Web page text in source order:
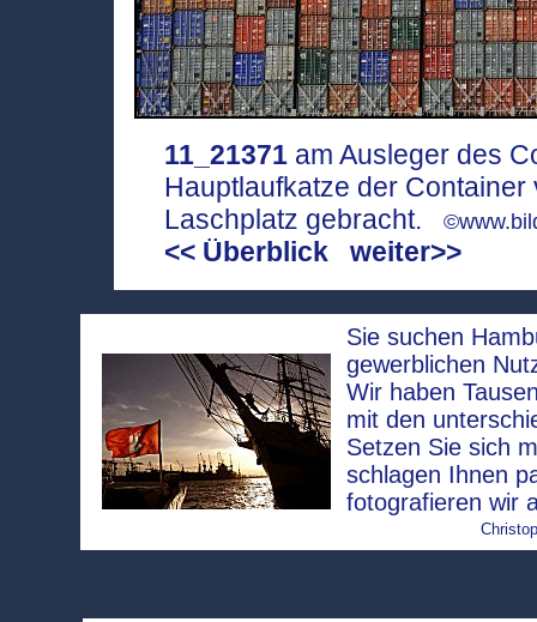
11_21371 am Ausleger des
Hauptlaufkatze der
Laschplatz gebracht.
<< Überblick weiter>>
Sie suchen
gewerblichen
Wir haben
mit den
Setzen Sie sich
schlagen Ihnen
fotografieren wir